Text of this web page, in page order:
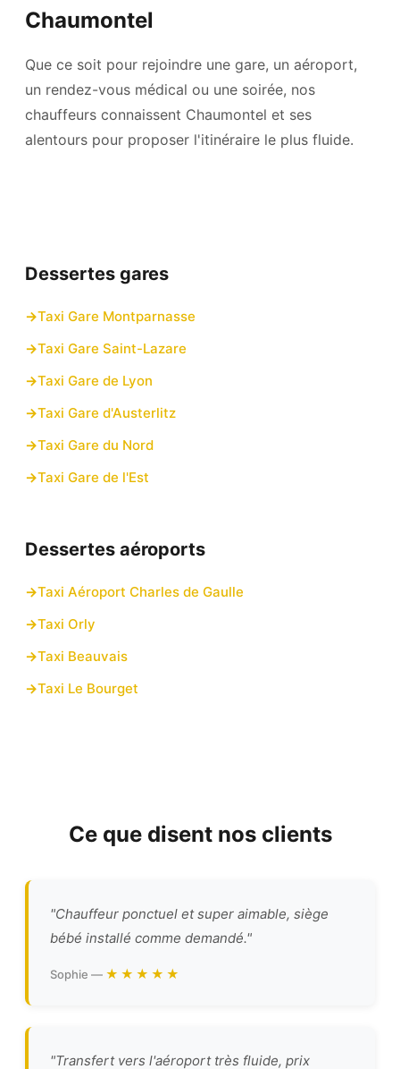
Chaumontel
Que ce soit pour rejoindre une gare, un aéroport,
un rendez-vous médical ou une soirée, nos
chauffeurs connaissent Chaumontel et ses
alentours pour proposer l'itinéraire le plus fluide.
Dessertes gares
Taxi Gare Montparnasse
Taxi Gare Saint-Lazare
Taxi Gare de Lyon
Taxi Gare d'Austerlitz
Taxi Gare du Nord
Taxi Gare de l'Est
Dessertes aéroports
Taxi Aéroport Charles de Gaulle
Taxi Orly
Taxi Beauvais
Taxi Le Bourget
Ce que disent nos clients
"Chauffeur ponctuel et super aimable, siège
bébé installé comme demandé."
Sophie — ★★★★★
"Transfert vers l'aéroport très fluide, prix